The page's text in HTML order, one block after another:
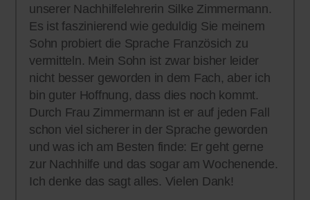
unserer Nachhilfelehrerin Silke Zimmermann.
Es ist faszinierend wie geduldig Sie meinem
Sohn probiert die Sprache Französich zu
vermitteln. Mein Sohn ist zwar bisher leider
nicht besser geworden in dem Fach, aber ich
bin guter Hoffnung, dass dies noch kommt.
Durch Frau Zimmermann ist er auf jeden Fall
schon viel sicherer in der Sprache geworden
und was ich am Besten finde: Er geht gerne
zur Nachhilfe und das sogar am Wochenende.
Ich denke das sagt alles. Vielen Dank!